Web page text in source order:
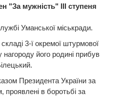
"За мужність" III ступеня
Уманської міськради.
3-ї окремої штурмової
його родині прибув
Президента України за
проявлені в боротьбі за